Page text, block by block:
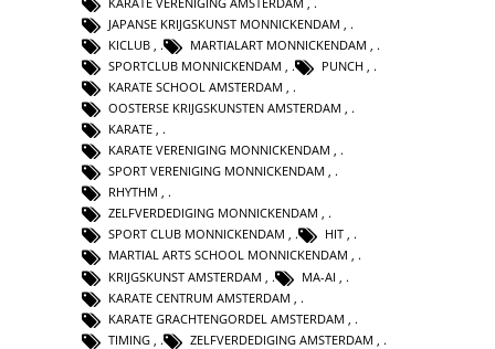
JAPANSE KRIJGSKUNST MONNICKENDAM
KICLUB
MARTIALART MONNICKENDAM
SPORTCLUB MONNICKENDAM
PUNCH
KARATE SCHOOL AMSTERDAM
OOSTERSE KRIJGSKUNSTEN AMSTERDAM ,
KARATE ,
KARATE VERENIGING MONNICKENDAM ,
SPORT VERENIGING MONNICKENDAM ,
RHYTHM ,
ZELFVERDEDIGING MONNICKENDAM ,
SPORT CLUB MONNICKENDAM , HIT ,
MARTIAL ARTS SCHOOL MONNICKENDAM ,
KRIJGSKUNST AMSTERDAM
MA-AI
KARATE CENTRUM AMSTERDAM
KARATE GRACHTENGORDEL AMSTERDAM
TIMING
ZELFVERDEDIGING AMSTERDAM